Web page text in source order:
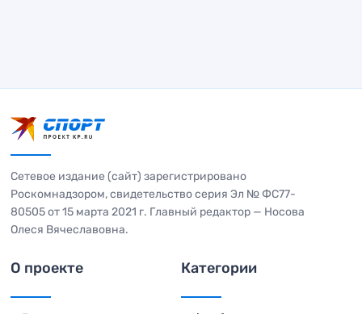
Сетевое издание (сайт) зарегистрировано
Роскомнадзором, свидетельство серия Эл № ФС77-
80505 от 15 марта 2021 г. Главный редактор — Носова
Олеся Вячеславовна.
О проекте Категории